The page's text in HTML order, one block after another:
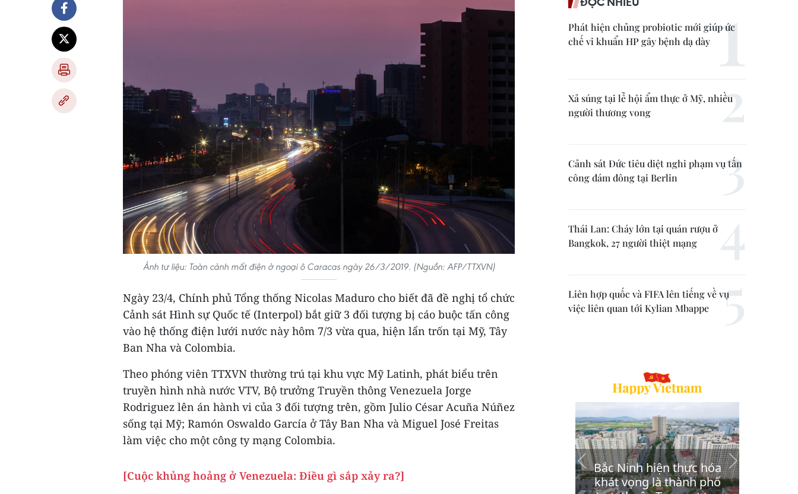
Ảnh tư liệu: Toàn cảnh mất điện ở ngoại ô Caracas ngày 26/3/2019. (Nguồn: AFP/TTXVN)
Ngày 23/4, Chính phủ Tổng thống Nicolas Maduro cho biết đã đề nghị tổ chức
Cảnh sát Hình sự Quốc tế (Interpol) bắt giữ 3 đối tượng bị cáo buộc tấn công
vào hệ thống điện lưới nước này hôm 7/3 vừa qua, hiện lẩn trốn tại Mỹ, Tây
Ban Nha và Colombia.
Theo phóng viên TTXVN thường trú tại khu vực Mỹ Latinh, phát biểu trên
truyền hình nhà nước VTV, Bộ trưởng Truyền thông Venezuela Jorge
Rodriguez lên án hành vi của 3 đối tượng trên, gồm Julio César Acuña Núñez
sống tại Mỹ; Ramón Oswaldo García ở Tây Ban Nha và Miguel José Freitas
làm việc cho một công ty mạng Colombia.
[Cuộc khủng hoảng ở Venezuela: Điều gì sắp xảy ra?]
Phát hiện chủng probiotic mới giúp ức
chế vi khuẩn HP gây bệnh dạ dày
Xả súng tại lễ hội ẩm thực ở Mỹ, nhiều
người thương vong
Cảnh sát Đức tiêu diệt nghi phạm vụ tấn
công đám đông tại Berlin
Thái Lan: Cháy lớn tại quán rượu ở
Bangkok, 27 người thiệt mạng
Liên hợp quốc và FIFA lên tiếng về vụ
việc liên quan tới Kylian Mbappe